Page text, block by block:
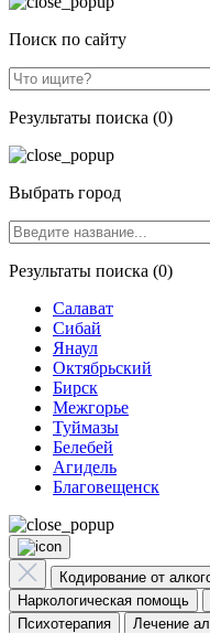
Поиск по сайту
Результаты поиска (0)
Выбрать город
Результаты поиска (0)
Салават
Сибай
Янаул
Октябрьский
Бирск
Межгорье
Туймазы
Белебей
Агидель
Благовещенск
Кодирование от
Наркологическая помощь
Психотерапия
Лечение